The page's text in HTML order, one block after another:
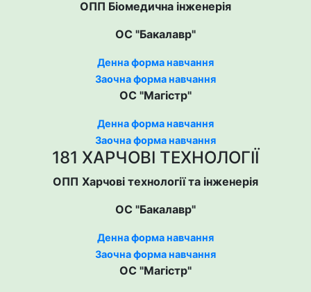
ОПП Біомедична інженерія
ОС "Бакалавр"
Денна форма навчання
Заочна форма навчання
ОС "Магістр"
Денна форма навчання
Заочна форма навчання
181 ХАРЧОВІ ТЕХНОЛОГІЇ
ОПП Харчові технології та інженерія
ОС "Бакалавр"
Денна форма навчання
Заочна форма навчання
ОС "Магістр"